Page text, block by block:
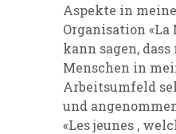
Aspekte in
Organisation «La
kann sagen,
Menschen in
Arbeitsumfeld
und
«Les jeunes ,